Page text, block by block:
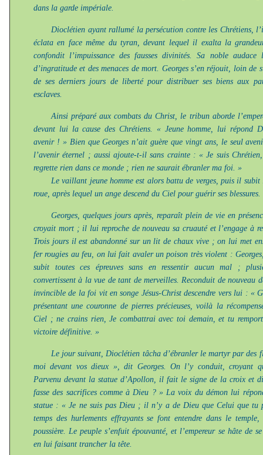
dans la garde impériale.
Dioclétien ayant rallumé la persécution contre les Chrétiens,
éclata en face même du tyran, devant lequel il exalta la
confondit l’impuissance des fausses divinités. Sa noble
d’ingratitude et des menaces de mort. Georges s’en réjouit, loin de
de ses derniers jours de liberté pour distribuer ses biens aux
esclaves.
Ainsi préparé aux combats du Christ, le tribun aborde
devant lui la cause des Chrétiens. « Jeune homme, lui répond
avenir ! » Bien que Georges n’ait guère que vingt ans, le seul
l’avenir éternel ; aussi ajoute-t-il sans crainte : « Je suis
regrette rien dans ce monde ; rien ne saurait ébranler ma foi. »
Le vaillant jeune homme est alors battu de verges, puis il subit
roue, après lequel un ange descend du Ciel pour guérir ses blessures.
Georges, quelques jours après, reparaît plein de vie en
croyait mort ; il lui reproche de nouveau sa cruauté et l’engage à
Trois jours il est abandonné sur un lit de chaux vive ; on lui met
fer rougies au feu, on lui fait avaler un poison très violent :
subit toutes ces épreuves sans en ressentir aucun mal ;
convertissent à la vue de tant de merveilles. Reconduit de nouveau
invincible de la foi vit en songe Jésus-Christ descendre vers lui : «
présentant une couronne de pierres précieuses, voilà la
Ciel ; ne crains rien, Je combattrai avec toi demain, et tu
victoire définitive. »
Le jour suivant, Dioclétien tâcha d’ébranler le martyr par des
moi devant vos dieux », dit Georges. On l’y conduit, croyant
Parvenu devant la statue d’Apollon, il fait le signe de la croix et
fasse des sacrifices comme à Dieu ? » La voix du démon lui
statue : « Je ne suis pas Dieu ; il n’y a de Dieu que Celui que tu
temps des hurlements effrayants se font entendre dans le
poussière. Le peuple s’enfuit épouvanté, et l’empereur se hâte de
en lui faisant trancher la tête.